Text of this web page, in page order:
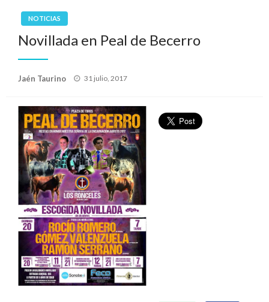
NOTICIAS
Novillada en Peal de Becerro
Jaén Taurino
Publicado
31 julio, 2017